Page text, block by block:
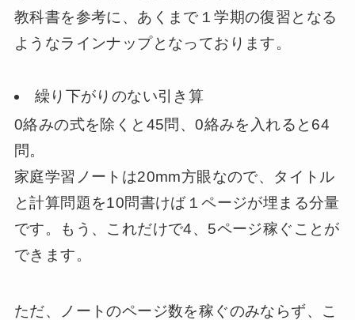
教科書を参考に、あくまで１学期の復習となる
ようなラインナップとなっております。
繰り下がりのない引き算
0絡みの式を除くと45問、0絡みを入れると64
問。
家庭学習ノートは20mm方眼なので、タイトル
と計算問題を10問書けば１ページが埋まる分量
です。もう、これだけで4、5ページ稼ぐことが
できます。
ただ、ノートのページ数を稼ぐのみならず、こ